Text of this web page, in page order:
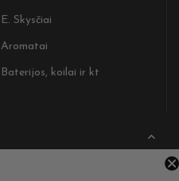
E. Skysčiai
Aromatai
Baterijos, koilai ir kt